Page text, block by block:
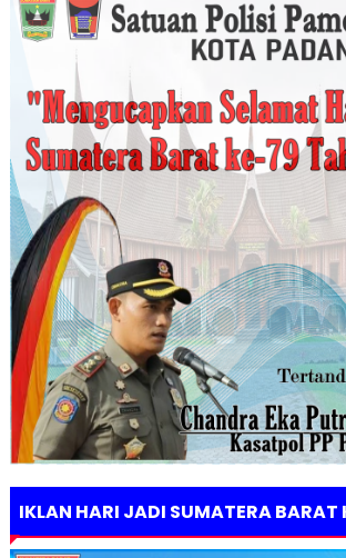
IKLAN HARI JADI SUMATERA BARAT